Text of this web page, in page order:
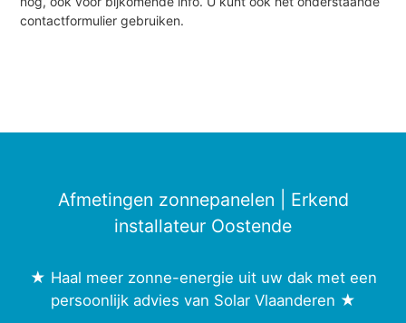
contactformulier gebruiken.
Afmetingen zonnepanelen | Erkend
installateur Oostende
★ Haal meer zonne-energie uit uw dak met een
persoonlijk advies van Solar Vlaanderen ★